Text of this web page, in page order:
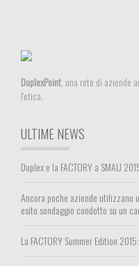
DuplexPoint , una rete di aziende
l'etica.
ULTIME NEWS
Duplex e la FACTORY a SMAU
Ancora poche aziende utilizzano
esito sondaggio condotto su un
La FACTORY Summer Edition